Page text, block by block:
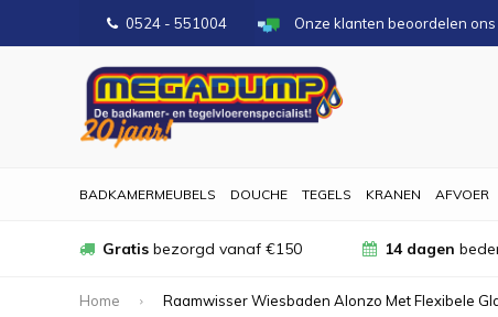
0524 - 551004 Onze klanten beoordelen ons
BADKAMERMEUBELS DOUCHE TEGELS KRANEN AFVOER
Gratis bezorgd vanaf €150 14 dagen
Home Raamwisser Wiesbaden Alonzo Met Flexibele